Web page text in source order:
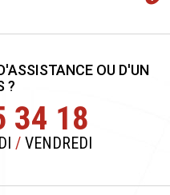
OU D'UN
?
34 18
/VENDREDI